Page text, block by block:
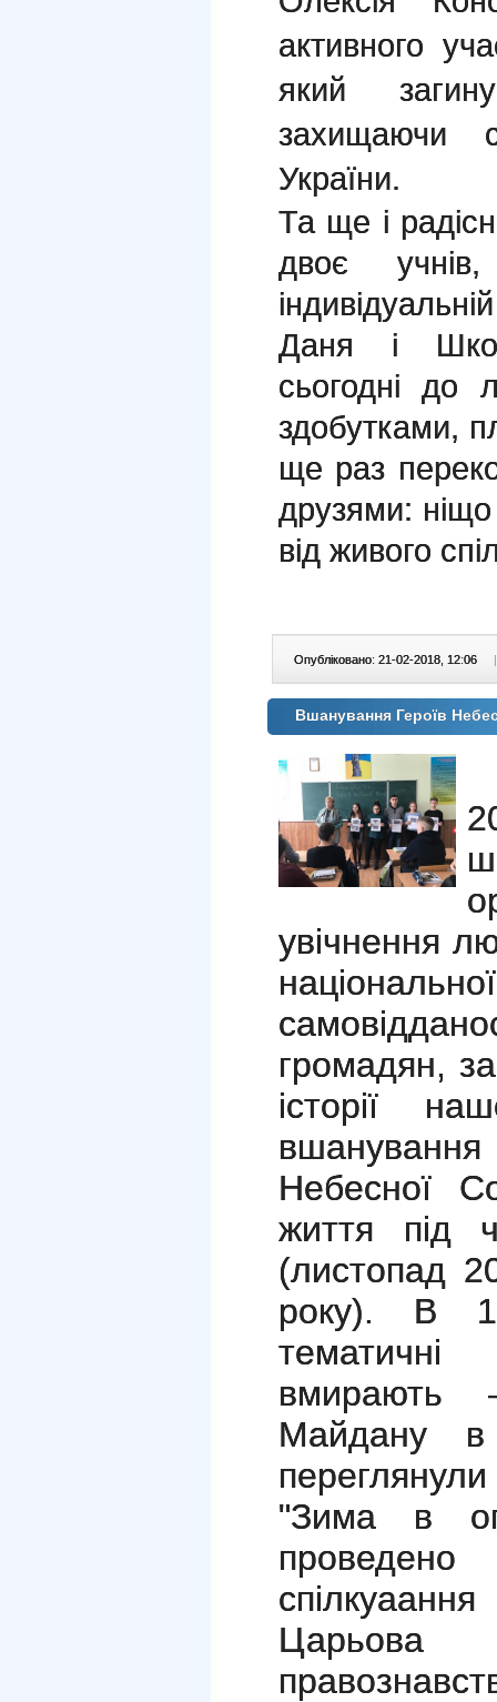
активного
який
захищаючи
України.
Та ще і
двоє
Даня і
сьогодні до
здобутками,
ще раз
друзями:
від живого
Опубліковано: 21-02-2018, 12:06 |
Вшанування Героїв
увічнення
громадян,
історії
Небесної
життя під
(листопад
року). В
Майдану в
"Зима в